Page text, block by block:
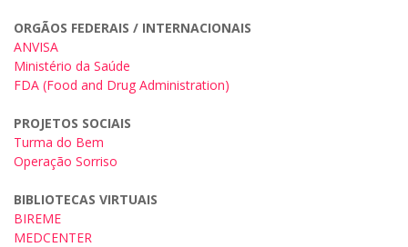
ORGÃOS FEDERAIS / INTERNACIONAIS
ANVISA
Ministério da Saúde
FDA (Food and Drug Administration)
PROJETOS SOCIAIS
Turma do Bem
Operação Sorriso
BIBLIOTECAS VIRTUAIS
BIREME
MEDCENTER